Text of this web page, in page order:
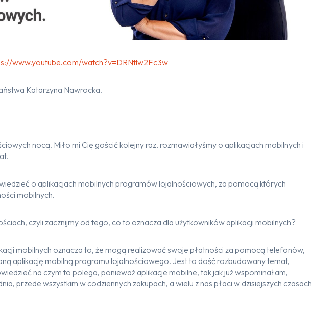
www.youtube.com/watch?v=DRNtlw2Fc3w
Katarzyna Nawrocka.
nocą. Miło mi Cię gościć kolejny raz, rozmawiałyśmy o aplikacjach mobilnych i
o aplikacjach mobilnych programów lojalnościowych, za pomocą których
mobilnych.
czyli zacznijmy od tego, co to oznacza dla użytkowników aplikacji mobilnych?
mobilnych oznacza to, że mogą realizować swoje płatności za pomocą telefonów,
aplikację mobilną programu lojalnościowego. Jest to dość rozbudowany temat,
na czym to polega, ponieważ aplikacje mobilne, tak jak już wspominałam,
przede wszystkim w codziennych zakupach, a wielu z nas płaci w dzisiejszych czasach